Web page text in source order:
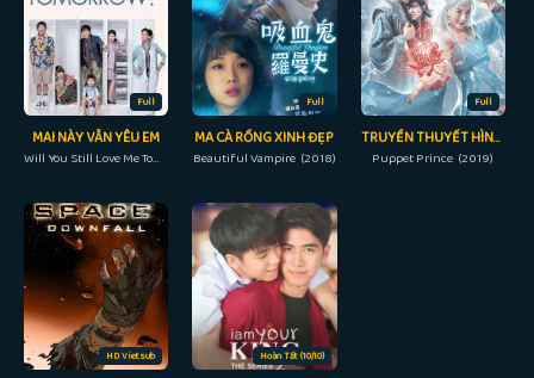
Full
MAI NÀY VẪN YÊU EM
Will You Still Love Me Tomorrow? (2013)
Full
MA CÀ RỒNG XINH ĐẸP
Beautiful Vampire (2018)
Full
TRUYỀN THUYẾT HÌNH NỘM: HOA BỈ NGẠN
Puppet Prince (2019)
HD Vietsub Hoàn Tất (10/10)